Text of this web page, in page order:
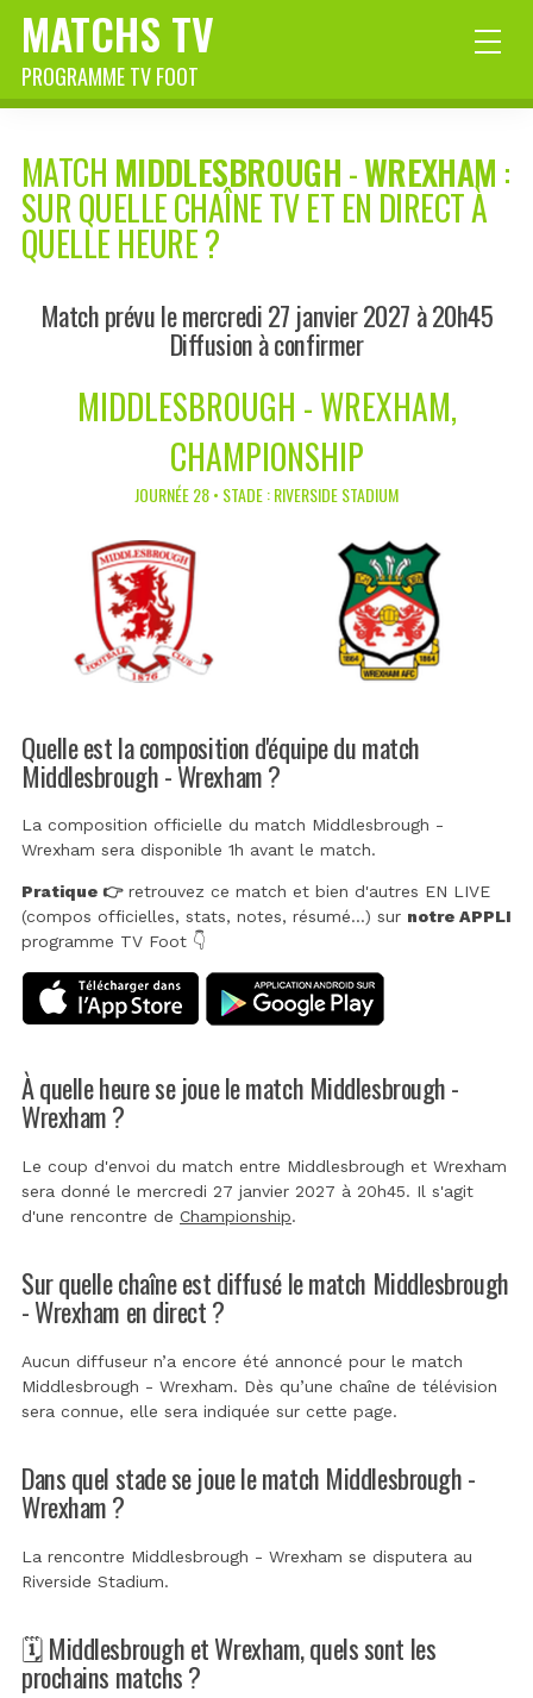
MATCHS TV
PROGRAMME TV FOOT
MATCH MIDDLESBROUGH-WREXHAM :
SUR QUELLE CHAÎNE TV ET EN DIRECT À
QUELLE HEURE ?
Match prévu le mercredi 27 janvier 2027 à 20h45
Diffusion à confirmer
MIDDLESBROUGH - WREXHAM,
CHAMPIONSHIP
JOURNÉE 28 • STADE : RIVERSIDE STADIUM
Quelle est la composition d'équipe du match
Middlesbrough - Wrexham ?
La composition officielle du match Middlesbrough -
Wrexham sera disponible 1h avant le match.
Pratique 👉retrouvez ce match et bien d'autres EN LIVE
(compos officielles, stats, notes, résumé...) sur notre APPLI
programme TV Foot 👇
À quelle heure se joue le match Middlesbrough -
Wrexham ?
Le coup d'envoi du match entre Middlesbrough et Wrexham
sera donné le mercredi 27 janvier 2027 à 20h45. Il s'agit
d'une rencontre de Championship.
Sur quelle chaîne est diffusé le match Middlesbrough
- Wrexham en direct ?
Aucun diffuseur n’a encore été annoncé pour le match
Middlesbrough - Wrexham. Dès qu’une chaîne de télévision
sera connue, elle sera indiquée sur cette page.
Dans quel stade se joue le match Middlesbrough -
Wrexham ?
La rencontre Middlesbrough - Wrexham se disputera au
Riverside Stadium.
🗓️ Middlesbrough et Wrexham, quels sont les
prochains matchs ?